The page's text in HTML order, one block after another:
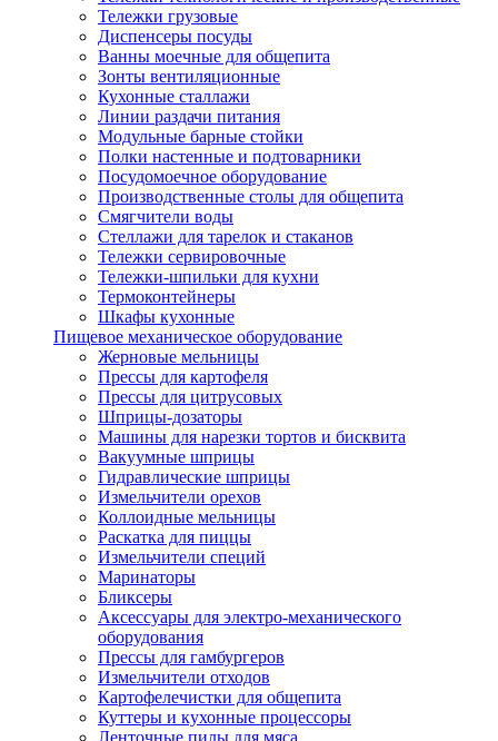
Тележки грузовые
Диспенсеры посуды
Ванны моечные для общепита
Зонты вентиляционные
Кухонные сталлажи
Линии раздачи питания
Модульные барные стойки
Полки настенные и подтоварники
Посудомоечное оборудование
Производственные столы для общепита
Смягчители воды
Стеллажи для тарелок и стаканов
Тележки сервировочные
Тележки-шпильки для кухни
Термоконтейнеры
Шкафы кухонные
Пищевое механическое оборудование
Жерновые мельницы
Прессы для картофеля
Прессы для цитрусовых
Шприцы-дозаторы
Машины для нарезки тортов и бисквита
Вакуумные шприцы
Гидравлические шприцы
Измельчители орехов
Коллоидные мельницы
Раскатка для пиццы
Измельчители специй
Маринаторы
Бликсеры
Аксессуары для электро-механического
оборудования
Прессы для гамбургеров
Измельчители отходов
Картофелечистки для общепита
Куттеры и кухонные процессоры
Ленточные пилы для мяса